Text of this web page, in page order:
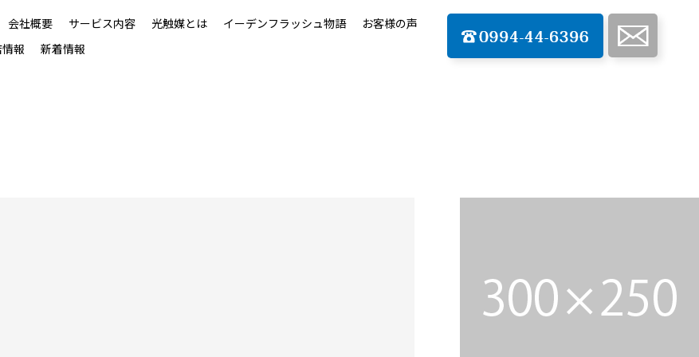
会社概要 サービス内容 光触媒とは イーデンフラッシュ物語
お客様の声
報
新着情報